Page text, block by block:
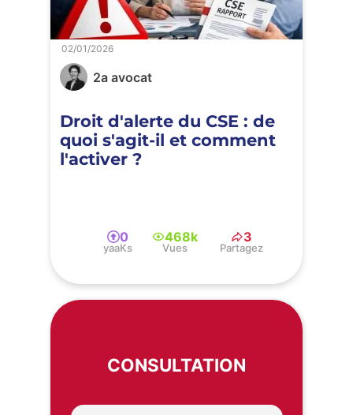
2a avocat
Droit d'alerte du CSE : de
quoi s'agit-il et comment
l'activer ?
02/01/2026
0
yaaKs
468k
Vues
3
Partagez
CONSULTATION